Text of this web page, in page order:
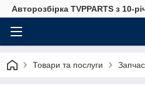
Авторозбірка TVPPARTS з 10-
Товари та послуги